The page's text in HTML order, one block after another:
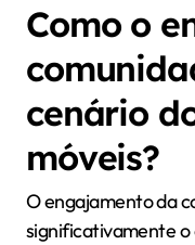
Como o
cenário
móveis?
O engajamento da
significativamente o